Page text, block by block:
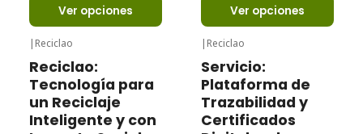
Ver opciones Ver opciones
| Reciclao
Reciclao:
Tecnología para
un Reciclaje
Inteligente y con
| Reciclao
Servicio:
Plataforma de
Trazabilidad y
Certificados